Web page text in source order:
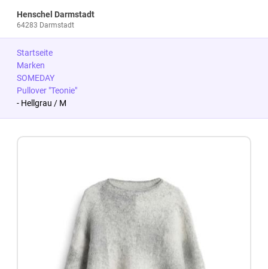
Henschel Darmstadt
64283 Darmstadt
Startseite
Marken
SOMEDAY
Pullover "Teonie"
- Hellgrau / M